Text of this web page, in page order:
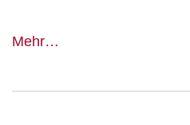
Mehr…